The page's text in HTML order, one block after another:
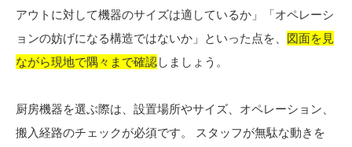
アウトに対して機器のサイズは適しているか」「オペレーシ
ョンの妨げになる構造ではないか」といった点を、 図面を見
ながら現地で隅々まで確認しましょう。
厨房機器を選ぶ際は、設置場所やサイズ、オペレーション、
搬入経路のチェックが必須です。 スタッフが無駄な動きを